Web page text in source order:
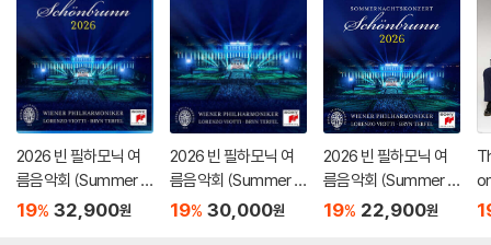
2026 빈 필하모닉 여
름음악회 (Summer Ni
ght Concert 2026)
19% 32,900원
2026 빈 필하모닉 여
름음악회 (Summer Ni
ght Concert 2026)
19% 30,000원
2026 빈 필하모닉 여
름음악회 (Summer Ni
ght Concert 2026)
19% 22,900원